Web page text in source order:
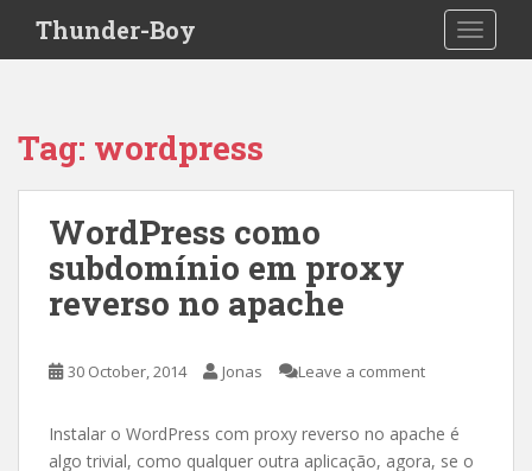
i
Thunder-Boy
Tag: wordpress
WordPress como
subdomínio em proxy
reverso no apache
30 October, 2014 Jonas Leave a comment
Instalar o WordPress com proxy reverso no apache é
algo trivial, como qualquer outra aplicação, agora, se o